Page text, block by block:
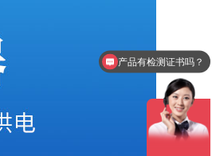
设备包含安装吗？
产品有检测证书吗？